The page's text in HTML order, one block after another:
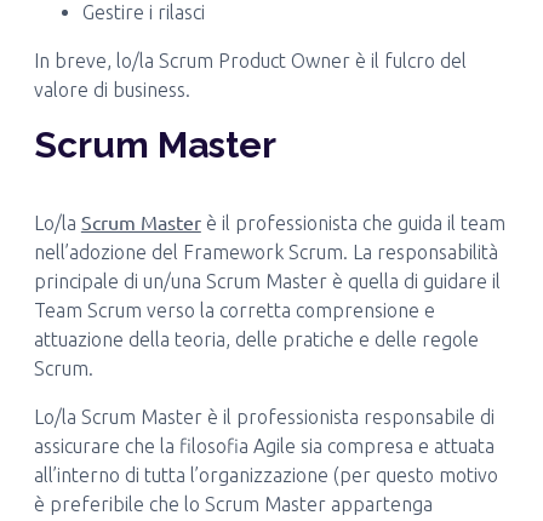
Gestire i rilasci
In breve, lo/la Scrum Product Owner è il fulcro del
valore di business.
Scrum Master
Lo/la Scrum Masterè il professionista che guida il team
nell’adozione del Framework Scrum. La responsabilità
principale di un/una Scrum Master è quella di guidare il
Team Scrum verso la corretta comprensione e
attuazione della teoria, delle pratiche e delle regole
Scrum.
Lo/la Scrum Master è il professionista responsabile di
assicurare che la filosofia Agile sia compresa e attuata
all’interno di tutta l’organizzazione (per questo motivo
è preferibile che lo Scrum Master appartenga